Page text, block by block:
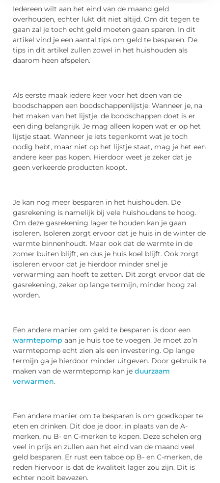
Iedereen wilt aan het eind van de maand geld
overhouden, echter lukt dit niet altijd. Om dit tegen te
gaan zal je toch echt geld moeten gaan sparen. In dit
artikel vind je een aantal tips om geld te besparen. De
tips in dit artikel zullen zowel in het huishouden als
daarom heen afspelen.
Als eerste maak iedere keer voor het doen van de
boodschappen een boodschappenlijstje. Wanneer je, na
het maken van het lijstje, de boodschappen doet is er
een ding belangrijk. Je mag alleen kopen wat er op het
lijstje staat. Wanneer je iets tegenkomt wat je toch
nodig hebt, maar niet op het lijstje staat, mag je het een
andere keer pas kopen. Hierdoor weet je zeker dat je
geen verkeerde producten koopt.
Je kan nog meer besparen in het huishouden. De
gasrekening is namelijk bij vele huishoudens te hoog.
Om deze gasrekening lager te houden kan je gaan
isoleren. Isoleren zorgt ervoor dat je huis in de winter de
warmte binnenhoudt. Maar ook dat de warmte in de
zomer buiten blijft, en dus je huis koel blijft. Ook zorgt
isoleren ervoor dat je hierdoor minder snel je
verwarming aan hoeft te zetten. Dit zorgt ervoor dat de
gasrekening, zeker op lange termijn, minder hoog zal
worden.
Een andere manier om geld te besparen is door een
warmtepomp aan je huis toe te voegen. Je moet zo’n
warmtepomp echt zien als een investering. Op lange
termijn ga je hierdoor minder uitgeven. Door gebruik te
maken van de warmtepomp kan je duurzaam
verwarmen.
Een andere manier om te besparen is om goedkoper te
eten en drinken. Dit doe je door, in plaats van de A-
merken, nu B- en C-merken te kopen. Deze schelen erg
veel in prijs en zullen aan het eind van de maand veel
geld besparen. Er rust een taboe op B- en C-merken, de
reden hiervoor is dat de kwaliteit lager zou zijn. Dit is
echter nooit bewezen.